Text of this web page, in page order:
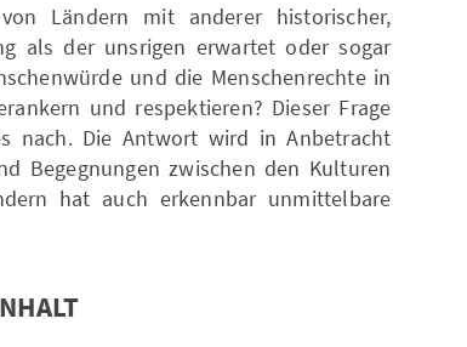
Ländern mit anderer historischer,
als der unsrigen erwartet oder sogar
und die Menschenrechte in
und respektieren? Dieser Frage
nach. Die Antwort wird in Anbetracht
Begegnungen zwischen den Kulturen
hat auch erkennbar unmittelbare